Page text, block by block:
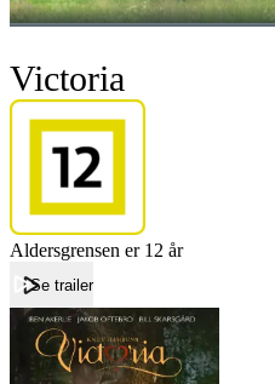
Victoria
Aldersgrensen er 12 år
Se trailer
ForsideVictoria